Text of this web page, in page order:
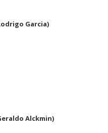
Garcia)
Alckmin)